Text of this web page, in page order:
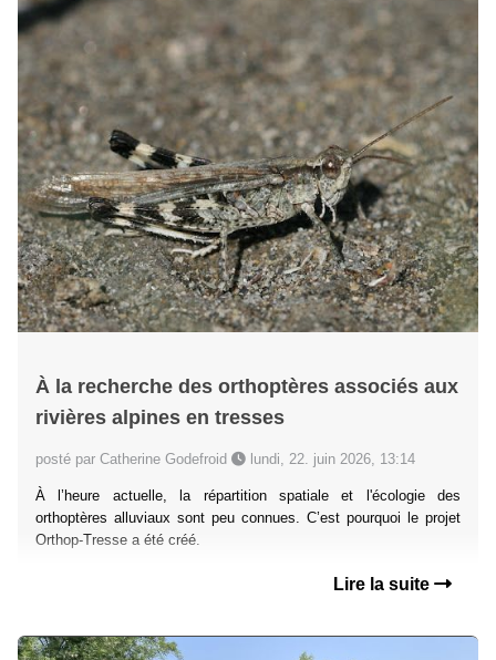
À la recherche des orthoptères associés aux
rivières alpines en tresses
posté par Catherine Godefroid lundi, 22. juin 2026, 13:14
À l’heure actuelle, la répartition spatiale et l'écologie des
orthoptères alluviaux sont peu connues. C’est pourquoi le projet
Orthop-Tresse a été créé.
Lire la suite